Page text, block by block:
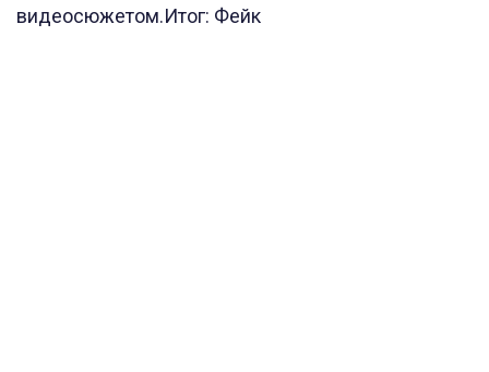
видеосюжетом.Итог: Фейк